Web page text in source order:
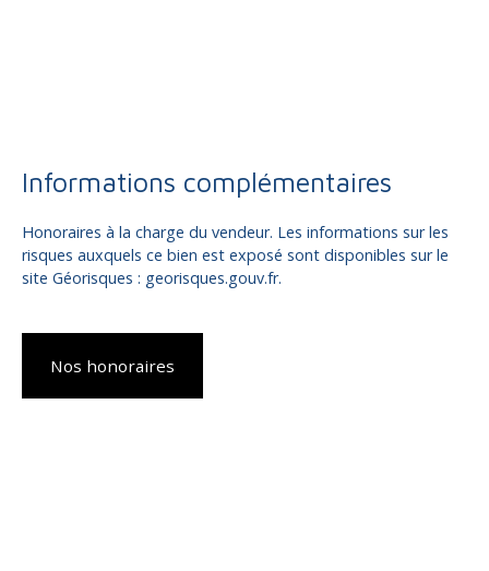
Informations complémentaires
Honoraires à la charge du vendeur. Les informations sur les
risques auxquels ce bien est exposé sont disponibles sur le
site Géorisques : georisques.gouv.fr.
Nos honoraires